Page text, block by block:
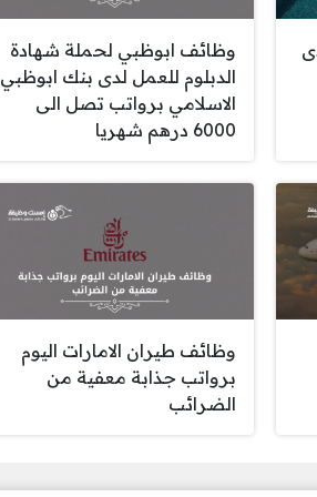
وظائف ابوظبي لحملة شهادة
الدبلوم للعمل لدى بنك ابوظبي
الاسلامي برواتب تصل الى
6000 درهم شهريا
وظائف طيران الامارات اليوم
برواتب جذابة معفية من
الضرائب